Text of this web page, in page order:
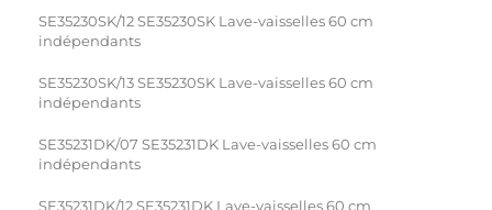
SE35230SK/12 SE35230SK Lave-vaisselles 60 cm
indépendants
SE35230SK/13 SE35230SK Lave-vaisselles 60 cm
indépendants
SE35231DK/07 SE35231DK Lave-vaisselles 60 cm
indépendants
SE35231DK/12 SE35231DK Lave-vaisselles 60 cm